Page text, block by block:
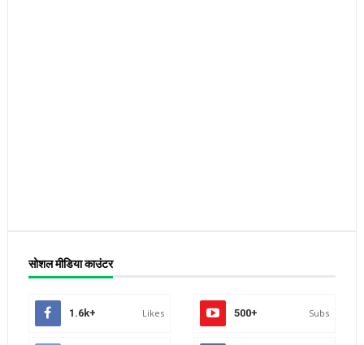
सोशल मीडिया काउंटर
1.6k+ Likes 500+ Subs